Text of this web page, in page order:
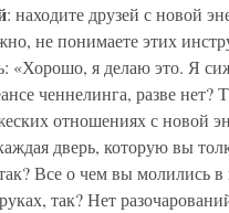
: находите друзей с новой
не понимаете этих
«Хорошо, я делаю это. Я
ченнелинга, разве нет?
отношениях с новой
дверь, которую вы
Все о чем вы молились в
так? Нет